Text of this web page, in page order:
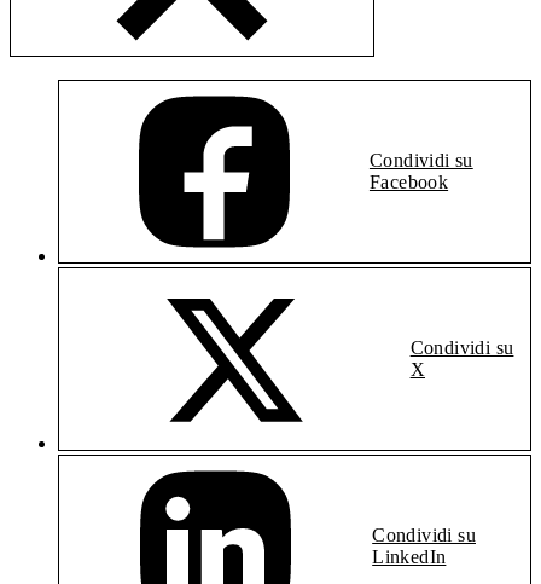
Condividi su
Facebook
Condividi su
X
Condividi su
LinkedIn